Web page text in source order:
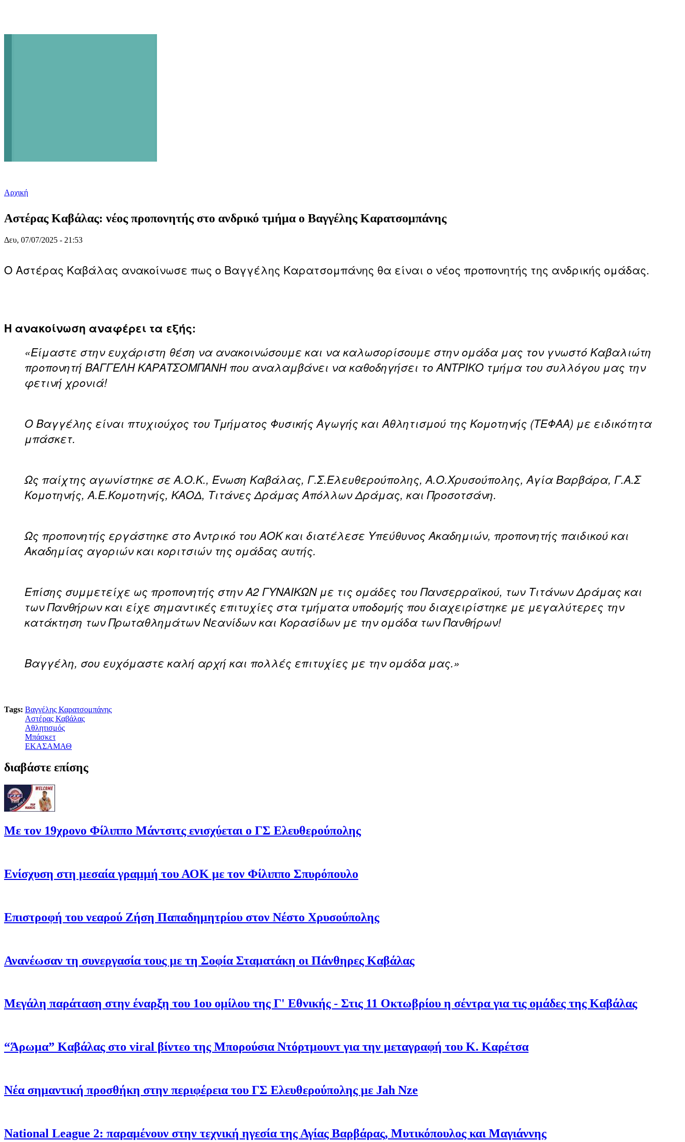
Αρχική
Αστέρας Καβάλας: νέος προπονητής στο ανδρικό τμήμα ο Βαγγέλης Καρατσομπάνης
Δευ, 07/07/2025 - 21:53
Ο Αστέρας Καβάλας ανακοίνωσε πως ο Βαγγέλης Καρατσομπάνης θα είναι ο νέος προπονητής της ανδρικής ομάδας.
Η ανακοίνωση αναφέρει τα εξής:
«Είμαστε στην ευχάριστη θέση να ανακοινώσουμε και να καλωσορίσουμε στην ομάδα μας τον γνωστό Καβαλιώτη
προπονητή ΒΑΓΓΕΛΗ ΚΑΡΑΤΣΟΜΠΑΝΗ που αναλαμβάνει να καθοδηγήσει το ΑΝΤΡΙΚΟ τμήμα του συλλόγου μας την
φετινή χρονιά!
Ο Βαγγέλης είναι πτυχιούχος του Τμήματος Φυσικής Αγωγής και Αθλητισμού της Κομοτηνής (ΤΕΦΑΑ) με ειδικότητα
μπάσκετ.
Ως παίχτης αγωνίστηκε σε Α.Ο.Κ., Ένωση Καβάλας, Γ.Σ.Ελευθερούπολης, Α.Ο.Χρυσούπολης, Αγία Βαρβάρα, Γ.Α.Σ
Κομοτηνής, Α.Ε.Κομοτηνής, ΚΑΟΔ, Τιτάνες Δράμας Απόλλων Δράμας, και Προσοτσάνη.
Ως προπονητής εργάστηκε στο Αντρικό του ΑΟΚ και διατέλεσε Υπεύθυνος Ακαδημιών, προπονητής παιδικού και
Ακαδημίας αγοριών και κοριτσιών της ομάδας αυτής.
Επίσης συμμετείχε ως προπονητής στην Α2 ΓΥΝΑΙΚΩΝ με τις ομάδες του Πανσερραϊκού, των Τιτάνων Δράμας και
των Πανθήρων και είχε σημαντικές επιτυχίες στα τμήματα υποδομής που διαχειρίστηκε με μεγαλύτερες την
κατάκτηση των Πρωταθλημάτων Νεανίδων και Κορασίδων με την ομάδα των Πανθήρων!
Βαγγέλη, σου ευχόμαστε καλή αρχή και πολλές επιτυχίες με την ομάδα μας.»
Tags: Βαγγέλης Καρατσομπάνης
Αστέρας Καβάλας
Αθλητισμός
Μπάσκετ
ΕΚΑΣΑΜΑΘ
διαβάστε επίσης
Με τον 19χρονο Φίλιππο Μάντσιτς ενισχύεται ο ΓΣ Ελευθερούπολης
Ενίσχυση στη μεσαία γραμμή του ΑΟΚ με τον Φίλιππο Σπυρόπουλο
Επιστροφή του νεαρού Ζήση Παπαδημητρίου στον Νέστο Χρυσούπολης
Ανανέωσαν τη συνεργασία τους με τη Σοφία Σταματάκη οι Πάνθηρες Καβάλας
Μεγάλη παράταση στην έναρξη του 1ου ομίλου της Γ' Εθνικής - Στις 11 Οκτωβρίου η σέντρα για τις ομάδες της Καβάλας
“Άρωμα” Καβάλας στο viral βίντεο της Μπορούσια Ντόρτμουντ για την μεταγραφή του Κ. Καρέτσα
Νέα σημαντική προσθήκη στην περιφέρεια του ΓΣ Ελευθερούπολης με Jah Nze
Νational League 2: παραμένουν στην τεχνική ηγεσία της Αγίας Βαρβάρας, Μυτικόπουλος και Μαγιάννης